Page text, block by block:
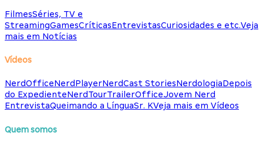
FilmesSéries, TV e
StreamingGamesCríticasEntrevistasCuriosidades e etc.Veja
mais em Notícias
Vídeos
NerdOfficeNerdPlayerNerdCast StoriesNerdologiaDepois
do ExpedienteNerdTourTrailerOfficeJovem Nerd
EntrevistaQueimando a LínguaSr. KVeja mais em Vídeos
Quem somos